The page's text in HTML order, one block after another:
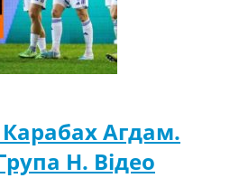
Агдам.
H. Відео